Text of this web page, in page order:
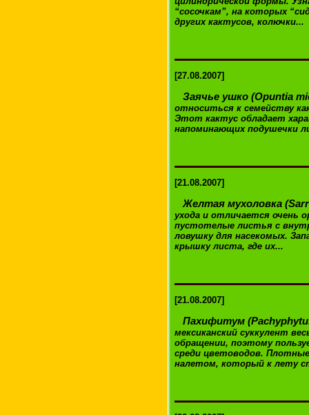
“сосочкам”, на которых
других кактусов, колючки...
[27.08.2007]
Заячье ушко (Opuntia
относиться к семейству
Этот кактус обладает
напоминающих подушечки
[21.08.2007]
Желтая мухоловка
ухода и отличается очень
пустотелые листья с
ловушку для насекомых.
крышку листа, где их...
[21.08.2007]
Пахифитум
мексиканский суккулент
обращении, поэтому
среди цветоводов.
налетом, который к лету